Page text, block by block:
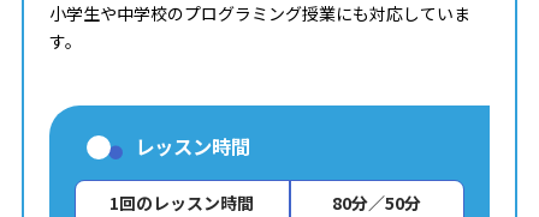
小学生や中学校のプログラミング授業にも対応していま
す。
レッスン時間
1回のレッスン時間
80分／50分